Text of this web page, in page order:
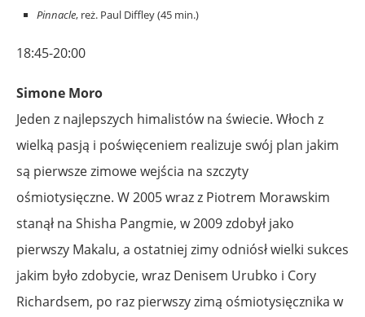
Pinnacle, reż. Paul Diffley (45 min.)
18:45-20:00
Simone Moro
Jeden z najlepszych himalistów na świecie. Włoch z
wielką pasją i poświęceniem realizuje swój plan jakim
są pierwsze zimowe wejścia na szczyty
ośmiotysięczne. W 2005 wraz z Piotrem Morawskim
stanął na Shisha Pangmie, w 2009 zdobył jako
pierwszy Makalu, a ostatniej zimy odniósł wielki sukces
jakim było zdobycie, wraz Denisem Urubko i Cory
Richardsem, po raz pierwszy zimą ośmiotysięcznika w